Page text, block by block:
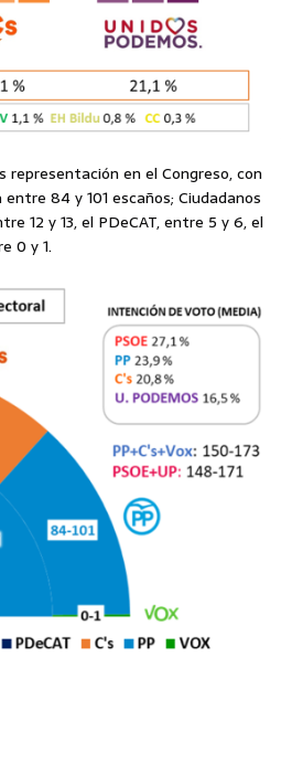
en el Congreso, con
84 y 101 escaños; Ciudadanos
12 y 13, el PDeCAT, entre 5 y 6, el
0 y 1.